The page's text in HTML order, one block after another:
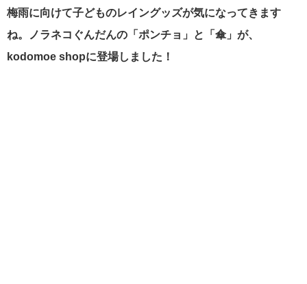
梅雨に向けて子どものレイングッズが気になってきます
ね。ノラネコぐんだんの「ポンチョ」と「傘」が、
kodomoe shopに登場しました！